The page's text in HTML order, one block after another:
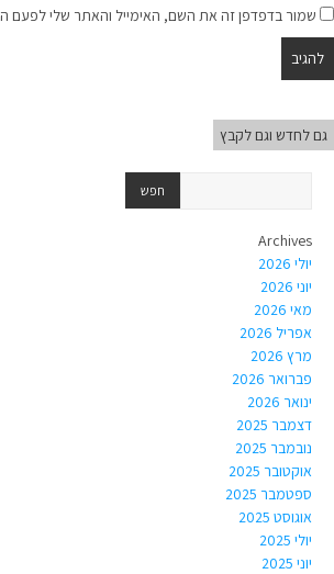
שמור בדפדפן זה את השם, האימייל והאתר שלי לפעם
גם לחדש וגם לקבץ
Archives
יולי 2026
יוני 2026
מאי 2026
אפריל 2026
מרץ 2026
פברואר 2026
ינואר 2026
דצמבר 2025
נובמבר 2025
אוקטובר 2025
ספטמבר 2025
אוגוסט 2025
יולי 2025
יוני 2025